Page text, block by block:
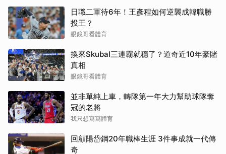
日職二軍待6年！王彥程如何逆襲成韓職勝
投王？
眼鏡哥看體育
換來Skubal三連霸就穩了？道奇近10年豪賭
真相
眼鏡哥看體育
並非單純上車，轉隊第一年大力幫助球隊奪
冠的老將
我只想寫寫體育
回顧陽岱鋼20年職棒生涯 3件事成就一代傳
奇